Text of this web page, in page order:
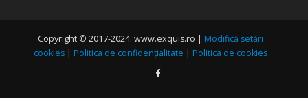
Copyright © 2017-2024. www.exquis.ro | Modifică setări
cookies | Politica de confidențialitate | Politica de cookies